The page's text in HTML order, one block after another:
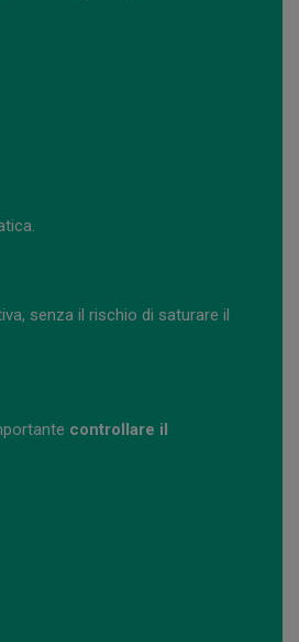
senza il rischio di saturare il
controllare il